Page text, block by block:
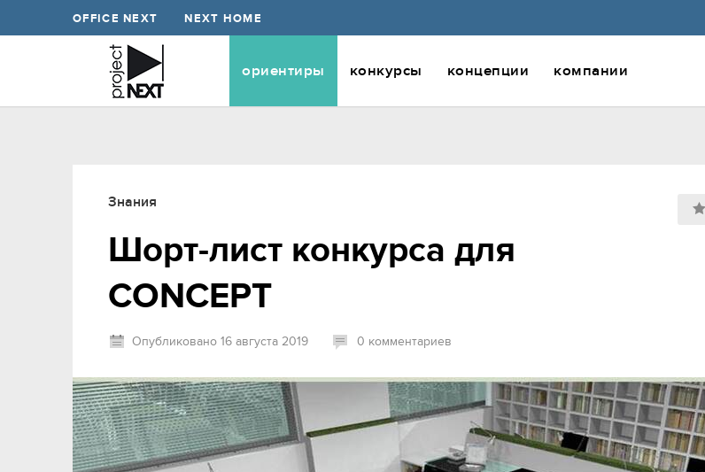
OFFICE NEXT NEXT HOME
ориентиры конкурсы концепции компании
Знания
Шорт-лист конкурса для
CONCEPT
Опубликовано 16 августа 2019 0 комментариев